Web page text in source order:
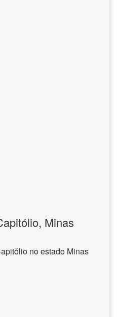
Minas
no estado Minas